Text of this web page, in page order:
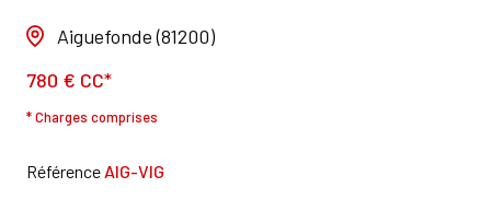
Aiguefonde (81200)
780 € CC*
* Charges comprises
Référence AIG-VIG